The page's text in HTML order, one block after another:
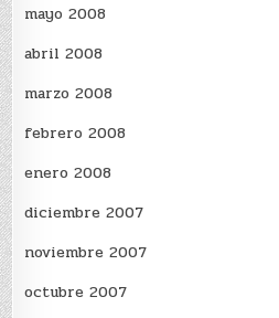
mayo 2008
abril 2008
marzo 2008
febrero 2008
enero 2008
diciembre 2007
noviembre 2007
octubre 2007